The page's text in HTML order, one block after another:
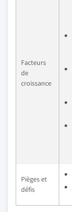
Facteurs
de
croissance
Pièges et
défis